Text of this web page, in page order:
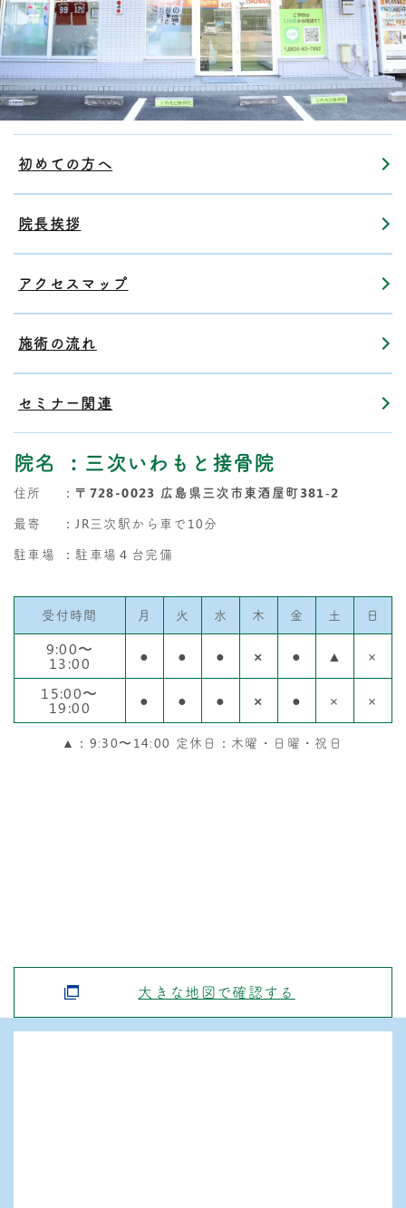
初めての方へ
院長挨拶
アクセスマップ
施術の流れ
セミナー関連
院名 ：三次いわもと接骨院
住所 ： 〒728-0023 広島県三次市東酒屋町381‐2
最寄
：JR三次駅から車で10分
駐車場
：駐車場４台完備
受付時間 月 火 水 木 金 土 日
9:00〜
13:00 ● ● ● × ● ▲
×
15:00〜
19:00 ● ● ● × ● × ×
▲：9:30〜14:00 定休日：木曜・日曜・祝日
大きな地図で確認する